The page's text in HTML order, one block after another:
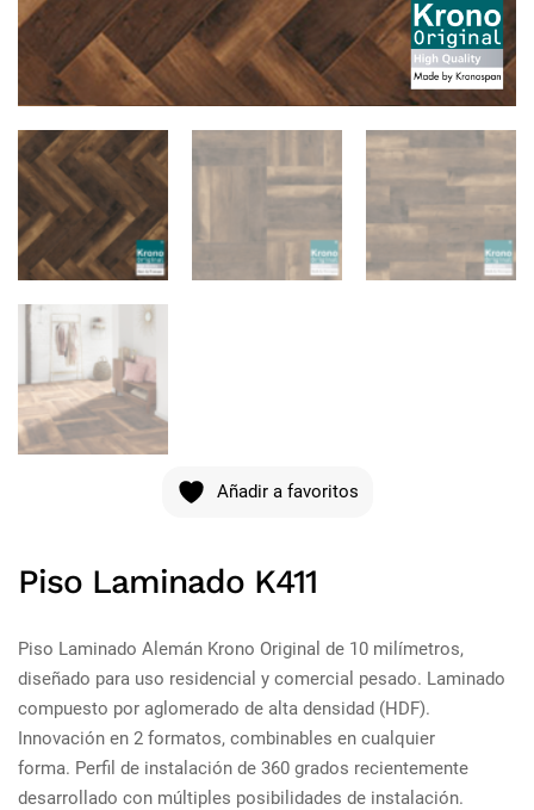
Añadir a favoritos
Piso Laminado K411
Piso Laminado Alemán Krono Original de 10 milímetros,
diseñado para uso residencial y comercial pesado. Laminado
compuesto por aglomerado de alta densidad (HDF).
Innovación en 2 formatos, combinables en cualquier
forma. Perfil de instalación de 360 ​​grados recientemente
desarrollado con múltiples posibilidades de instalación.